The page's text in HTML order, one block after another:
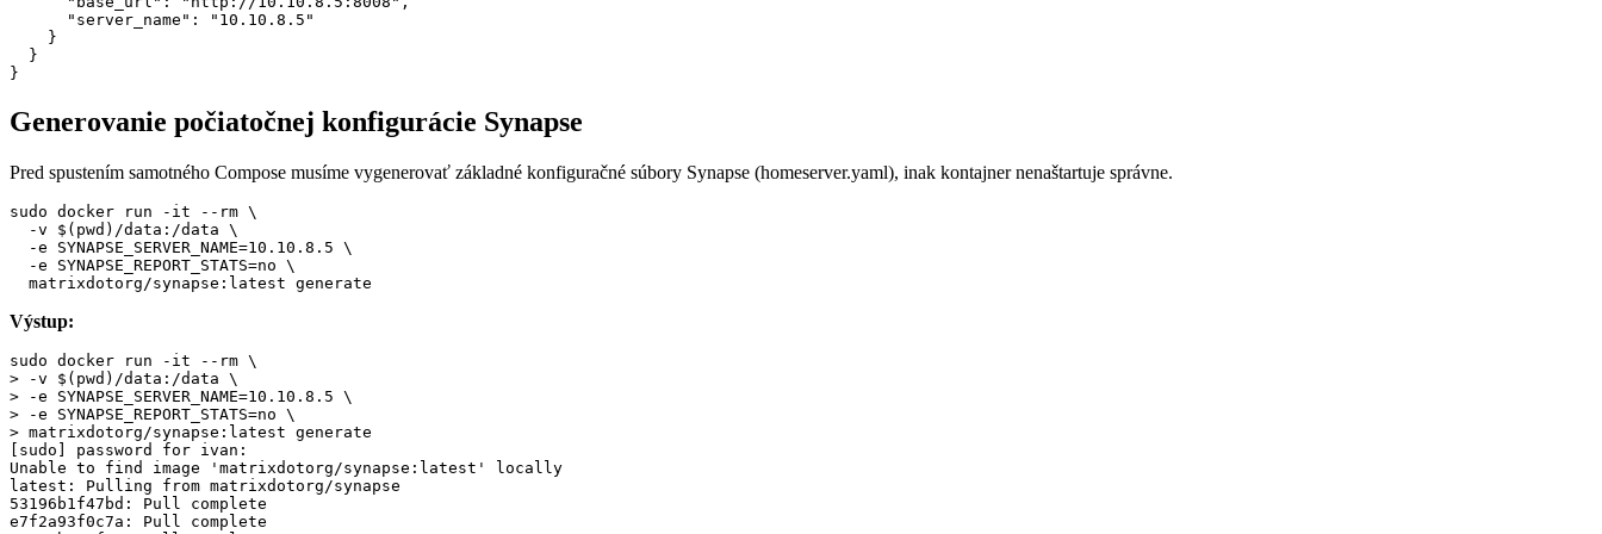
Generovanie počiatočnej konfigurácie Synapse
Pred spustením samotného Compose musíme vygenerovať základné konfiguračné súbory Synapse (homeserver.yaml), inak kontajner nenaštartuje správne.
sudo docker run -it --rm \
  matrixdotorg/synapse:latest generate
Výstup:
sudo docker run -it --rm \
> -v $(pwd)/data:/data \
> -e SYNAPSE_SERVER_NAME=10.10.8.5 \
> -e SYNAPSE_REPORT_STATS=no \
> matrixdotorg/synapse:latest generate
[sudo] password for ivan:
Unable to find image 'matrixdotorg/synapse:latest' locally
latest: Pulling from matrixdotorg/synapse
53196b1f47bd: Pull complete
e7f2a93f0c7a: Pull complete